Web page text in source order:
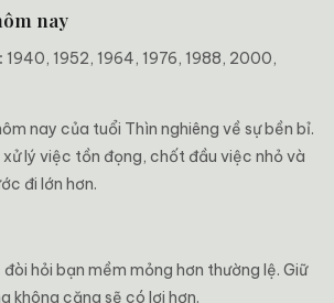
nay
1940, 1952, 1964, 1976, 1988, 2000,
nay của tuổi Thìn nghiêng về sự bền bỉ.
lý việc tồn đọng, chốt đầu việc nhỏ và
đi lớn hơn.
hỏi bạn mềm mỏng hơn thường lệ. Giữ
không căng sẽ có lợi hơn.